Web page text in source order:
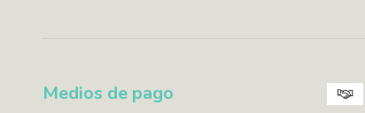
Medios de pago